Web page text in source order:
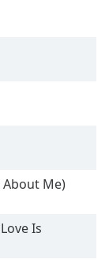
Me)
Is